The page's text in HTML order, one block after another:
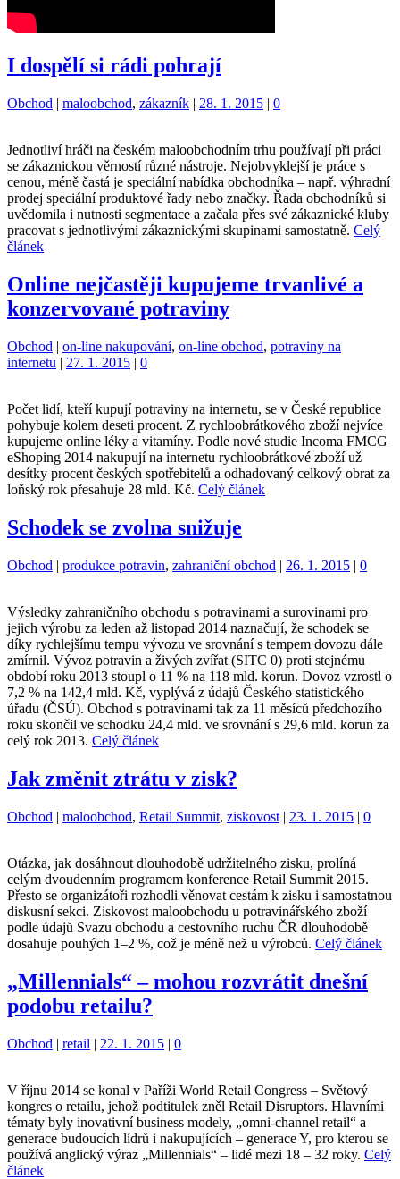
I dospělí si rádi pohrají
Kategorie:
Obchod | Štítky:
maloobchod, zákazník | 28. 1. 2015 | 0
Jednotliví hráči na českém maloobchodním trhu používají při práci
se zákaznickou věrností různé nástroje. Nejobvyklejší je práce s
cenou, méně častá je speciální nabídka obchodníka – např. výhradní
prodej speciální produktové řady nebo značky. Řada obchodníků si
uvědomila i nutnosti segmentace a začala přes své zákaznické kluby
pracovat s jednotlivými zákaznickými skupinami samostatně. Celý
článek
Online nejčastěji kupujeme trvanlivé a
konzervované potraviny
Kategorie:
Obchod | Štítky:
on-line nakupování, on-line obchod, potraviny na
internetu | 27. 1. 2015 | 0
Počet lidí, kteří kupují potraviny na internetu, se v České republice
pohybuje kolem deseti procent. Z rychloobrátkového zboží nejvíce
kupujeme online léky a vitamíny. Podle nové studie Incoma FMCG
eShoping 2014 nakupují na internetu rychloobrátkové zboží už
desítky procent českých spotřebitelů a odhadovaný celkový obrat za
loňský rok přesahuje 28 mld. Kč. Celý článek
Schodek se zvolna snižuje
Kategorie:
Obchod | Štítky:
produkce potravin, zahraniční obchod | 26. 1. 2015 | 0
Výsledky zahraničního obchodu s potravinami a surovinami pro
jejich výrobu za leden až listopad 2014 naznačují, že schodek se
díky rychlejšímu tempu vývozu ve srovnání s tempem dovozu dále
zmírnil. Vývoz potravin a živých zvířat (SITC 0) proti stejnému
období roku 2013 stoupl o 11 % na 118 mld. korun. Dovoz vzrostl o
7,2 % na 142,4 mld. Kč, vyplývá z údajů Českého statistického
úřadu (ČSÚ). Obchod s potravinami tak za 11 měsíců předchozího
roku skončil ve schodku 24,4 mld. ve srovnání s 29,6 mld. korun za
celý rok 2013. Celý článek
Jak změnit ztrátu v zisk?
Kategorie:
Obchod | Štítky:
maloobchod, Retail Summit, ziskovost | 23. 1. 2015 | 0
Otázka, jak dosáhnout dlouhodobě udržitelného zisku, prolíná
celým dvoudenním programem konference Retail Summit 2015.
Přesto se organizátoři rozhodli věnovat cestám k zisku i samostatnou
diskusní sekci. Ziskovost maloobchodu u potravinářského zboží
podle údajů Svazu obchodu a cestovního ruchu ČR dlouhodobě
dosahuje pouhých 1–2 %, což je méně než u výrobců. Celý článek
„Millennials“ – mohou rozvrátit dnešní
podobu retailu?
Kategorie:
Obchod | Štítky:
retail | 22. 1. 2015 | 0
V říjnu 2014 se konal v Paříži World Retail Congress – Světový
kongres o retailu, jehož podtitulek zněl Retail Disruptors. Hlavními
tématy byly inovativní business modely, „omni-channel retail“ a
generace budoucích lídrů i nakupujících – generace Y, pro kterou se
používá anglický výraz „Millennials“ – lidé mezi 18 – 32 roky. Celý
článek